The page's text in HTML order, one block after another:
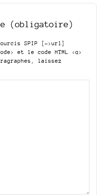
(obligatoire)
SPIP
[->url]
et le code HTML <q>
laissez